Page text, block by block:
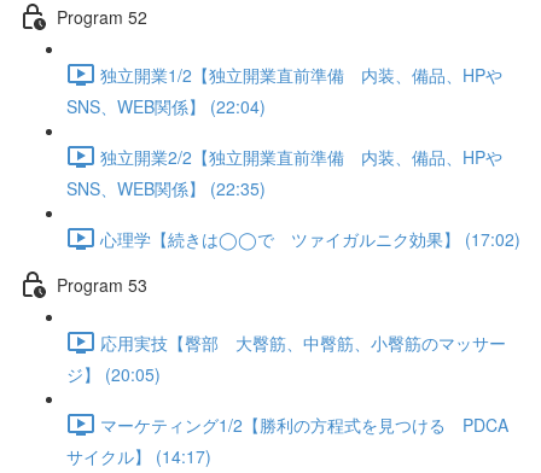
Program 52
独立開業1/2【独立開業直前準備 内装、備品、HPや
SNS、WEB関係】 (22:04)
独立開業2/2【独立開業直前準備 内装、備品、HPや
SNS、WEB関係】 (22:35)
心理学【続きは◯◯で ツァイガルニク効果】 (17:02)
Program 53
応用実技【臀部 大臀筋、中臀筋、小臀筋のマッサー
ジ】 (20:05)
マーケティング1/2【勝利の方程式を見つける PDCA
サイクル】 (14:17)